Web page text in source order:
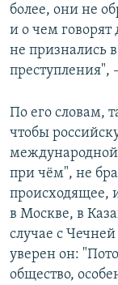
более, они не
и о чем говорят
не признались
преступления",
По его словам,
чтобы
при чём", не
происходящее,
в Москве, в
случае с
уверен он:
общество,